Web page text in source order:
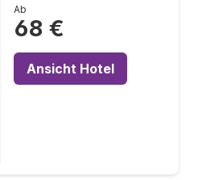
Ab
68 €
Ansicht Hotel